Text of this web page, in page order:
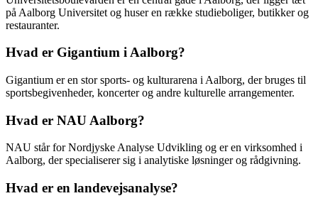
på Aalborg Universitet og huser en række studieboliger, butikker og
restauranter.
Hvad er Gigantium i Aalborg?
Gigantium er en stor sports- og kulturarena i Aalborg, der bruges til
sportsbegivenheder, koncerter og andre kulturelle arrangementer.
Hvad er NAU Aalborg?
NAU står for Nordjyske Analyse Udvikling og er en virksomhed i
Aalborg, der specialiserer sig i analytiske løsninger og rådgivning.
Hvad er en landevejsanalyse?